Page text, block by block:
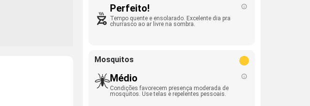
Perfeito!
Tempo quente e ensolarado. Excelente dia pra
churrasco ao ar livre na sombra.
Mosquitos
Médio
Condições favorecem presença moderada de
mosquitos. Use telas e repelentes pessoais.